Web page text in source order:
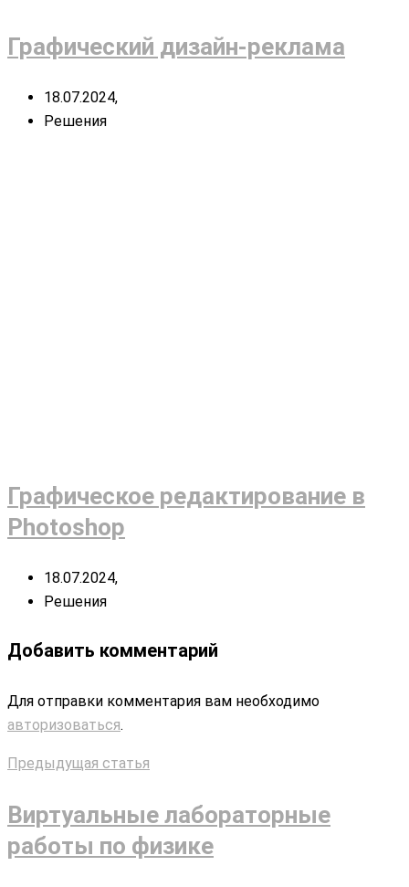
Графический дизайн-реклама
18.07.2024,
Решения
Графическое редактирование в
Photoshop
18.07.2024,
Решения
Добавить комментарий
Для отправки комментария вам необходимо
авторизоваться.
Предыдущая статья
Виртуальные лабораторные
работы по физике